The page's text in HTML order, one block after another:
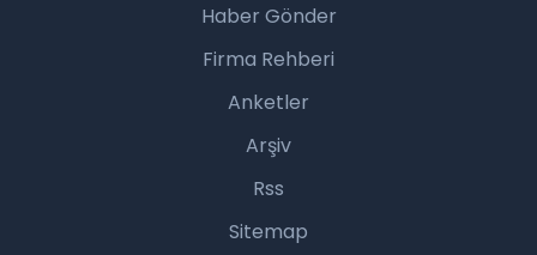
Haber Gönder
Firma Rehberi
Anketler
Arşiv
Rss
Sitemap